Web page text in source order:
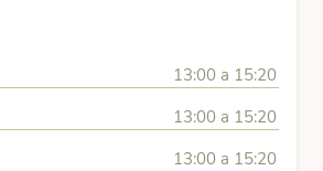
13:00 a 15:20
13:00 a 15:20
13:00 a 15:20